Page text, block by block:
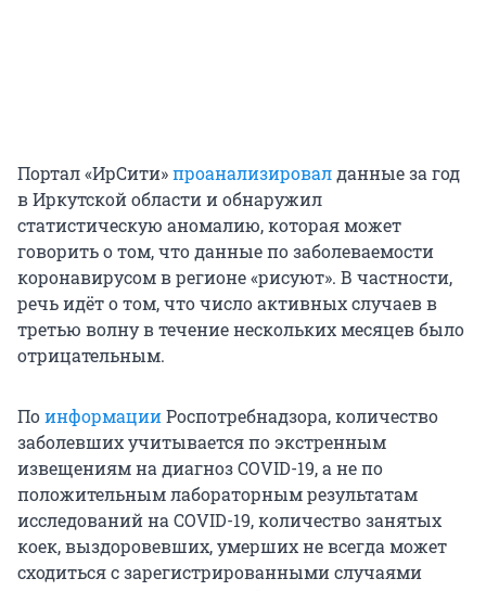
Портал «ИрСити»проанализировалданные за год
в Иркутской области и обнаружил
статистическую аномалию, которая может
говорить о том, что данные по заболеваемости
коронавирусом в регионе «рисуют». В частности,
речь идёт о том, что число активных случаев в
третью волну в течение нескольких месяцев было
отрицательным.
ПоинформацииРоспотребнадзора, количество
заболевших учитывается по экстренным
извещениям на диагноз COVID-19, а не по
положительным лабораторным результатам
исследований на COVID-19, количество занятых
коек, выздоровевших, умерших не всегда может
сходиться с зарегистрированными случаями